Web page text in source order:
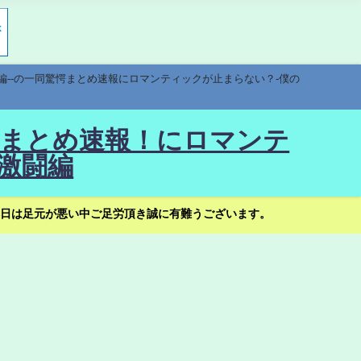
の一同驚愕まとめ速報にロマンティックが止まらない？-僕の
とめ速報！にロマンテ
闘編
足元が悪い中ご足労頂き誠に有難うございます。